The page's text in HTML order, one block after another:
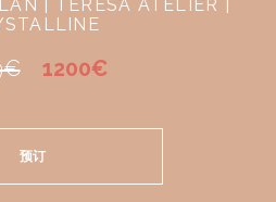
| TERESA ATELIER |
1200€
预订